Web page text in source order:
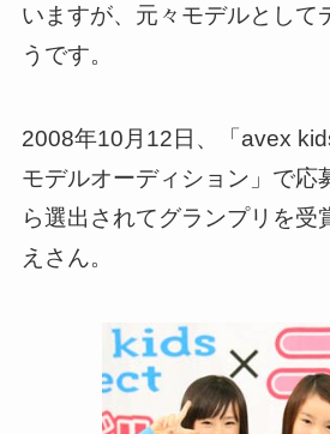
いますが、元々モデルとして
うです。
2008年10月12日、「avex
モデルオーディション」で応
ら選出されてグランプリを受
えさん。